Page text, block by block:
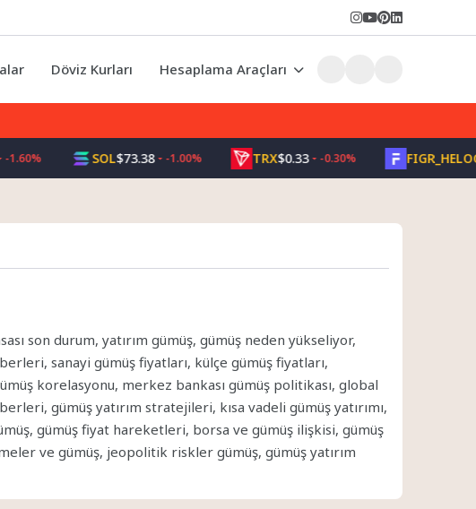
Döviz Kurları Hesaplama Araçları
SOL$73.38 -1.00% TRX$0.33 -0.30% FIGR_HELOC
son durum, yatırım gümüş, gümüş neden yükseliyor,
sanayi gümüş fiyatları, külçe gümüş fiyatları,
korelasyonu, merkez bankası gümüş politikası, global
gümüş yatırım stratejileri, kısa vadeli gümüş yatırımı,
gümüş fiyat hareketleri, borsa ve gümüş ilişkisi, gümüş
ve gümüş, jeopolitik riskler gümüş, gümüş yatırım